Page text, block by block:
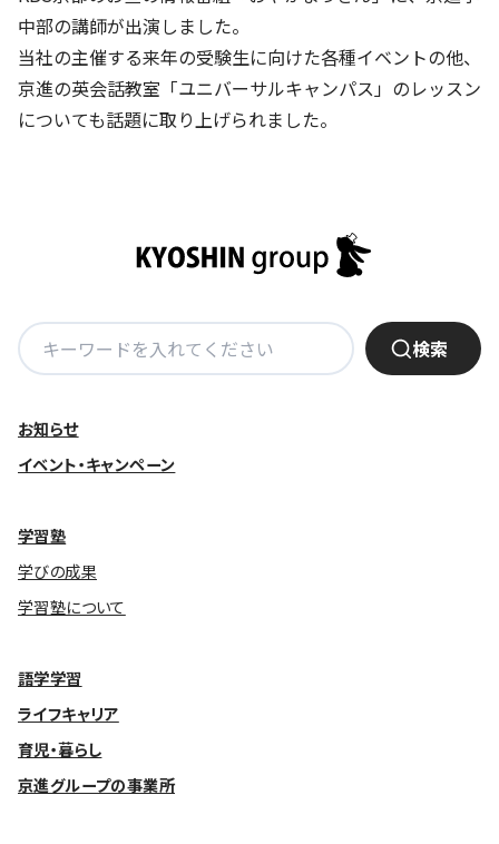
沿革
社歌
本社所在地
フランチャイズ事業
ライフキャリア
育児・暮らし
京進グループの事業所
人材育成の取り組み
CSRレポート
社会貢献活動
清華・京進発展フォーラム
DX（デジタル変革）
DXビジョン・DX戦略
Kyoshin Digital Academy
卓越した安全・安心を目指して
基本方針
安全・安心にお通いいただくために
活動報告
お客様相談センター
株主・投資家の皆さまへ
ビジョン／経営方針
連結業績・財務
ディスクロージャーポリシー
免責事項
京進リクルートInstagram
新卒採用情報
保育事業 採用
日本語教育事業 採用
介護事業 採用
利用規約
個人情報保護方針
特別警報発令時の授業について
中部の講師が出演しました。
当社の主催する来年の受験生に向けた各種イベントの他、
京進の英会話教室「ユニバーサルキャンパス」のレッスン
についても話題に取り上げられました。
検
索:
検索
お知らせ
イベント・キャンペーン
学習塾
学びの成果
学習塾について
語学学習
ライフキャリア
育児・暮らし
京進グループの事業所